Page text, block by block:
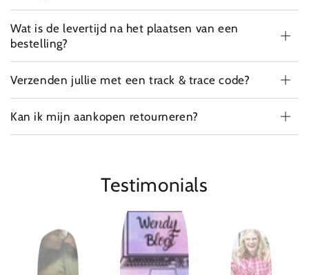
Wat is de levertijd na het plaatsen van een
bestelling?
Verzenden jullie met een track & trace code?
Kan ik mijn aankopen retourneren?
Testimonials